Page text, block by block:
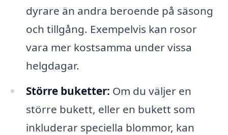
dyrare än andra beroende på säsong
och tillgång. Exempelvis kan rosor
vara mer kostsamma under vissa
helgdagar.
Större buketter: Om du väljer en
större bukett, eller en bukett som
inkluderar speciella blommor, kan